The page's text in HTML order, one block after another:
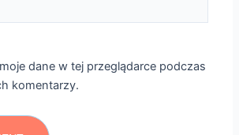
dane w tej przeglądarce podczas
komentarzy.